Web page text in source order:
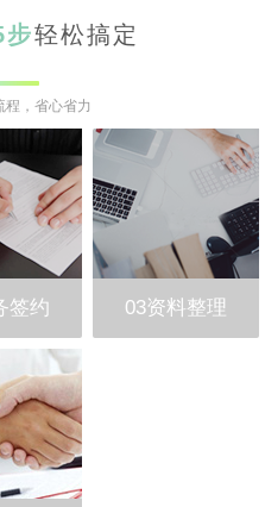
步轻松搞定
程，省心省力
签约 03资料整理